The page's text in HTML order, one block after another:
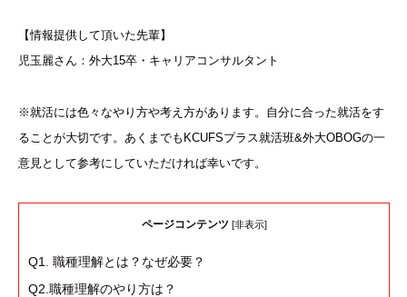
【情報提供して頂いた先輩】
児玉麗さん：外大15卒・キャリアコンサルタント
※就活には色々なやり方や考え方があります。自分に合った就活をす
ることが大切です。あくまでもKCUFSプラス就活班&外大OBOGの一
意見として参考にしていただければ幸いです。
ページコンテンツ [非表示]
Q1. 職種理解とは？なぜ必要？
Q2.職種理解のやり方は？